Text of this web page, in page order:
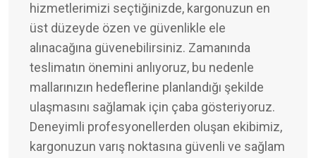
hizmetlerimizi seçtiğinizde, kargonuzun en
üst düzeyde özen ve güvenlikle ele
alınacağına güvenebilirsiniz. Zamanında
teslimatın önemini anlıyoruz, bu nedenle
mallarınızın hedeflerine planlandığı şekilde
ulaşmasını sağlamak için çaba gösteriyoruz.
Deneyimli profesyonellerden oluşan ekibimiz,
kargonuzun varış noktasına güvenli ve sağlam